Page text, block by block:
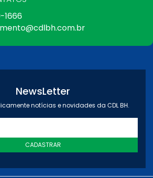
1666
NewsLetter
notícias e novidades da CDL BH.
CADASTRAR